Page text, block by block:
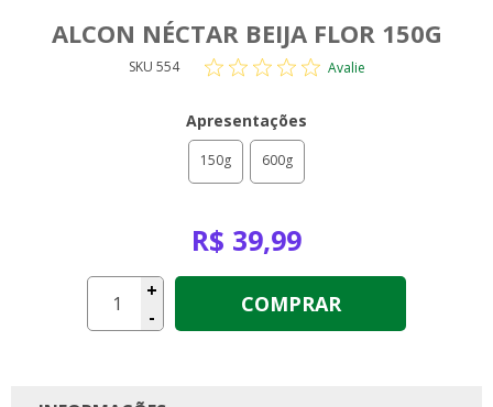
ALCON NÉCTAR BEIJA FLOR 150G
SKU 554 Avalie
Apresentações
150g 600g
R$ 39,99
+
-
COMPRAR